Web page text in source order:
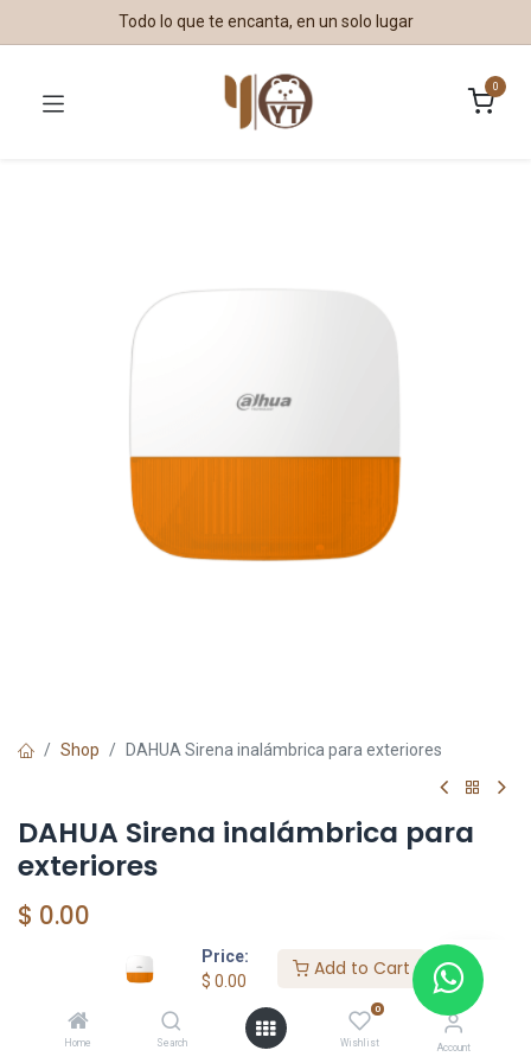
Price:
$ 0.00
Add to Cart
Home Search
0
Wishlist Account
Todo lo que te encanta, en un solo lugar
0
Shop DAHUA Sirena inalámbrica para exteriores
DAHUA Sirena inalámbrica para
exteriores
$ 0.00
Add to Cart
Agregar a la lista de deseos